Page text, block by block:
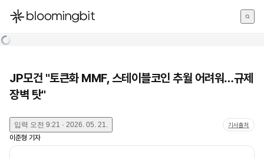
한국어
JP모건 "토큰화 MMF, 스테이블코인 추월 어려워…규제
장벽 탓"
입력 오전 9:21 · 2026. 05. 21. 기사출처
이준형 기자